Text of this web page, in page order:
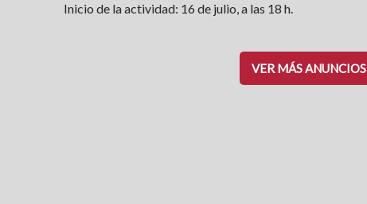
Inicio de la actividad: 16 de julio, a las 18 h.
VER MÁS ANUNCIOS